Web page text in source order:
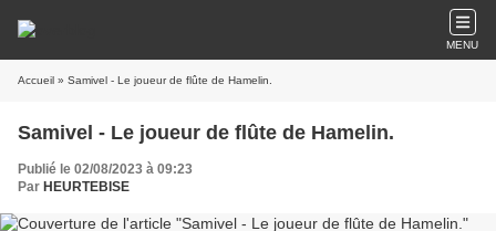
MENU
Accueil » Samivel - Le joueur de flûte de Hamelin.
Samivel - Le joueur de flûte de Hamelin.
Publié le 02/08/2023 à 09:23
Par HEURTEBISE